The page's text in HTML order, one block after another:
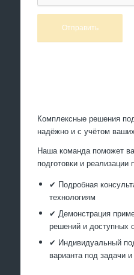
Комплексные решения
надёжно и с учётом
Наша команда поможет
подготовки и реализации
✔ Подробная
технологиям
✔ Демонстрация
решений и доступных
✔ Индивидуальный
варианта под задачи